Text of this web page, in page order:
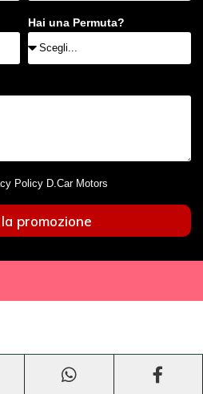
Hai una Permuta?
Policy D.Car Motors
promozione